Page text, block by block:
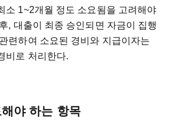
소 1~2개월 정도 소요됨을 고려해야
, 대출이 최종 승인되면 자금이 집행
련하여 소요된 경비와 지급이자는
비로 처리한다.
야 하는 항목